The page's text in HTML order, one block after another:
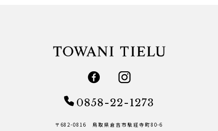
0858-22-1273
〒682-0816 鳥取県倉吉市駄経寺町80-6